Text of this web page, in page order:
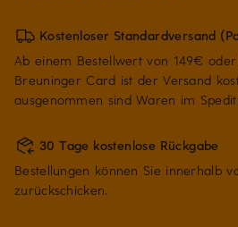
Kostenloser Standardversand
Ab einem Bestellwert von 149€
Breuninger Card ist der Versand
ausgenommen sind Waren im
30 Tage kostenlose Rückgabe
Bestellungen können Sie innerhalb
zurückschicken.